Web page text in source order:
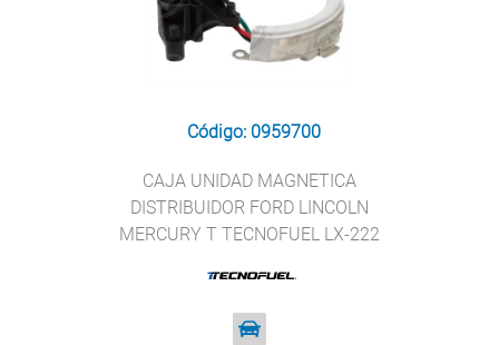
Código: 0959700
CAJA UNIDAD MAGNETICA
DISTRIBUIDOR FORD LINCOLN
MERCURY T TECNOFUEL LX-222